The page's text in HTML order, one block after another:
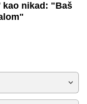
kao nikad: "Baš